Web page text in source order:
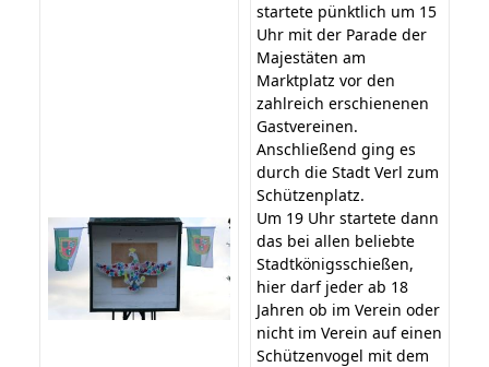
startete pünktlich um 15
Uhr mit der Parade der
Majestäten am
Marktplatz vor den
zahlreich erschienenen
Gastvereinen.
Anschließend ging es
durch die Stadt Verl zum
Schützenplatz.
Um 19 Uhr startete dann
das bei allen beliebte
Stadtkönigsschießen,
hier darf jeder ab 18
Jahren ob im Verein oder
nicht im Verein auf einen
Schützenvogel mit dem